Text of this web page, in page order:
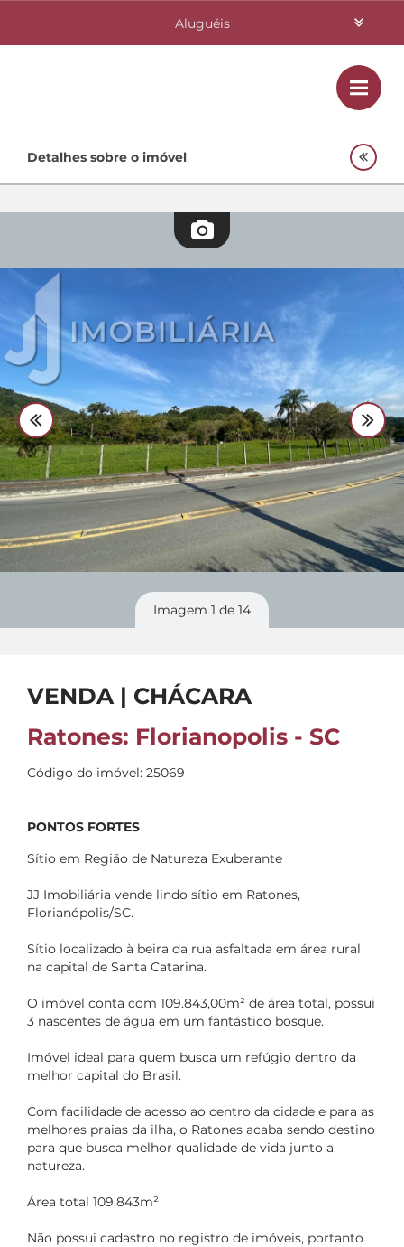
Aluguéis
Investimentos
Quem Somos
Contato
Fale Conosco 48 3364-0079
Plantão 48 99842-0500
Divulgue seu imóvel
Detalhes sobre o imóvel
Imagem 1 de 14
VENDA | CHÁCARA
Ratones: Florianopolis - SC
Código do imóvel: 25069
PONTOS FORTES
Sítio em Região de Natureza Exuberante
JJ Imobiliária vende lindo sítio em Ratones,
Florianópolis/SC.
Sítio localizado à beira da rua asfaltada em área rural
na capital de Santa Catarina.
O imóvel conta com 109.843,00m² de área total, possui
3 nascentes de água em um fantástico bosque.
Imóvel ideal para quem busca um refúgio dentro da
melhor capital do Brasil.
Com facilidade de acesso ao centro da cidade e para as
melhores praias da ilha, o Ratones acaba sendo destino
para que busca melhor qualidade de vida junto a
natureza.
Área total 109.843m²
Não possui cadastro no registro de imóveis, portanto